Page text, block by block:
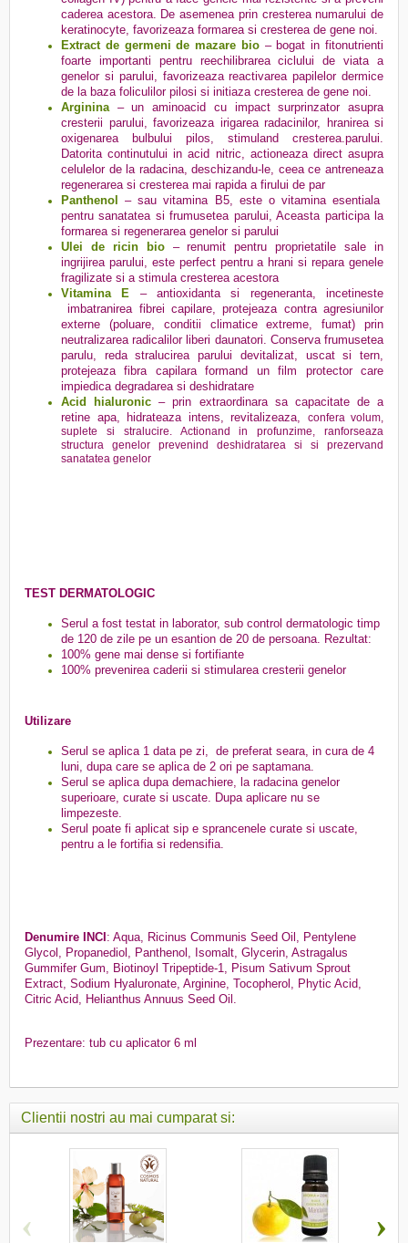
caderea acestora. De asemenea prin cresterea numarului de
keratinocyte, favorizeaza formarea si cresterea de gene noi.
Extract de germeni de mazare bio– bogat in fitonutrienti
foarte importanti pentru reechilibrarea ciclului de viata a
genelor si parului, favorizeaza reactivarea papilelor dermice
de la baza foliculilor pilosi si initiaza cresterea de gene noi.
Arginina – un aminoacid cu impact surprinzator asupra
cresterii parului, favorizeaza irigarea radacinilor, hranirea si
oxigenarea bulbului pilos, stimuland cresterea.parului.
Datorita continutului in acid nitric, actioneaza direct asupra
celulelor de la radacina, deschizandu-le, ceea ce antreneaza
regenerarea si cresterea mai rapida a firului de par
Panthenol
– sau vitamina B5, este o vitamina esentiala
pentru sanatatea si frumusetea parului, Aceasta participa la
formarea si regenerarea genelor si parului
Ulei de ricin bio– renumit pentru proprietatile sale in
ingrijirea parului, este perfect pentru a hrani si repara genele
fragilizate si a stimula cresterea acestora
Vitamina E – antioxidanta si regeneranta, incetineste
imbatranirea fibrei capilare, protejeaza contra agresiunilor
externe (poluare, conditii climatice extreme, fumat) prin
neutralizarea radicalilor liberi daunatori. Conserva frumusetea
parulu, reda stralucirea parului devitalizat, uscat si tern,
protejeaza fibra capilara formand un film protector care
impiedica degradarea si deshidratare
Acid hialuronic – prin extraordinara sa capacitate de a
retine apa, hidrateaza intens, revitalizeaza, confera volum,
suplete si stralucire. Actionand in profunzime, ranforseaza
structura genelor prevenind deshidratarea si si prezervand
sanatatea genelor
TEST DERMATOLOGIC
Serul a fost testat in laborator, sub control dermatologic timp
de 120 de zile pe un esantion de 20 de persoana. Rezultat:
100% gene mai dense si fortifiante
100% prevenirea caderii si stimularea cresterii genelor
Utilizare
Serul se aplica 1 data pe zi, de preferat seara, in cura de 4
luni, dupa care se aplica de 2 ori pe saptamana.
Serul se aplica dupa demachiere, la radacina genelor
superioare, curate si uscate. Dupa aplicare nu se
limpezeste.
Serul poate fi aplicat sip e sprancenele curate si uscate,
pentru a le fortifia si redensifia.
Denumire INCI : Aqua, Ricinus Communis Seed Oil, Pentylene
Glycol, Propanediol, Panthenol, Isomalt, Glycerin, Astragalus
Gummifer Gum, Biotinoyl Tripeptide-1, Pisum Sativum Sprout
Extract, Sodium Hyaluronate, Arginine, Tocopherol, Phytic Acid,
Citric Acid, Helianthus Annuus Seed Oil.
Prezentare: tub cu aplicator 6 ml
Clientii nostri au mai cumparat si:
‹ ›